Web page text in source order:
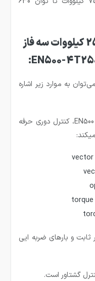
نقاط قوت و مزایای اینورتر 250 کیلووات سه فاز
EN500-
:
می‌توان به موارد زیر اشاره
1) درایو 250 کیلوواتسه فاز انکام سری EN500، کنترل دوری حرفه
ثابت و بارهای ضربه ایی